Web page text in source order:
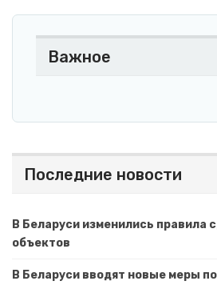
Важное
Последние новости
В Беларуси изменились правила
объектов
В Беларуси вводят новые меры